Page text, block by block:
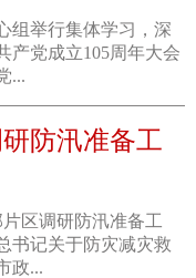
组举行集体学习，深
产党成立105周年大会
...
防汛准备工
区调研防汛准备工
书记关于防灾减灾救
政...